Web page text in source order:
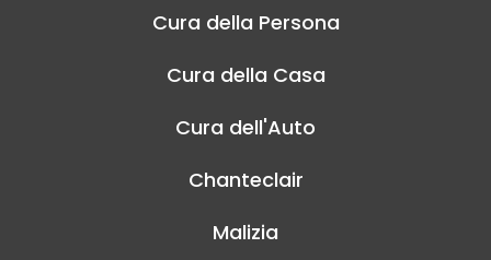
Cura della Persona
Cura della Casa
Cura dell'Auto
Chanteclair
Malizia